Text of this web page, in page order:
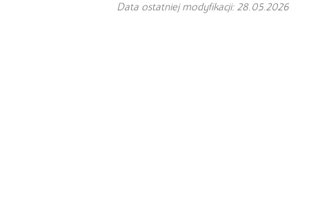
Data ostatniej modyfikacji: 28.05.2026